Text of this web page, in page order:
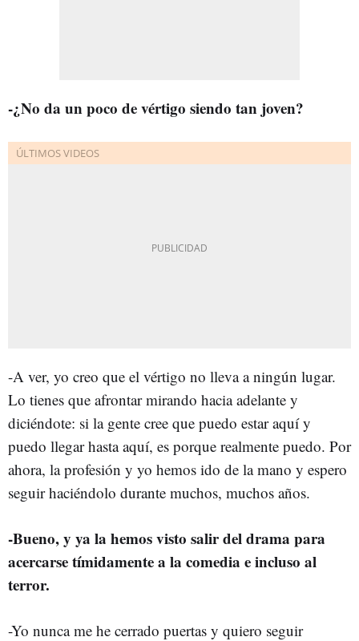
-¿No da un poco de vértigo siendo tan joven?
-A ver, yo creo que el vértigo no lleva a ningún lugar.
Lo tienes que afrontar mirando hacia adelante y
diciéndote: si la gente cree que puedo estar aquí y
puedo llegar hasta aquí, es porque realmente puedo. Por
ahora, la profesión y yo hemos ido de la mano y espero
seguir haciéndolo durante muchos, muchos años.
-Bueno, y ya la hemos visto salir del drama para
acercarse tímidamente a la comedia e incluso al
terror.
-Yo nunca me he cerrado puertas y quiero seguir